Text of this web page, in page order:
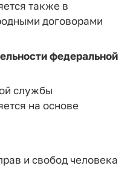
также в
договорами
федеральной
службы
на основе
и свобод человека